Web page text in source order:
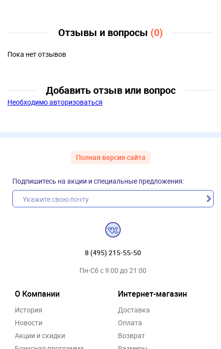
Отзывы и вопросы (0)
Пока нет отзывов
Добавить отзыв или вопрос
Необходимо авторизоваться
Полная версия сайта
Подпишитесь на акции и специальные предложения:
8 (495) 215-55-50
Пн-Сб с 9:00 до 21:00
О Компании
История
Новости
Акции и скидки
Интернет-магазин
Доставка
Оплата
Возврат